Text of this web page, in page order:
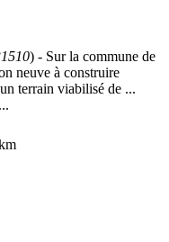
) - Sur la commune de
neuve à construire
terrain viabilisé de ...